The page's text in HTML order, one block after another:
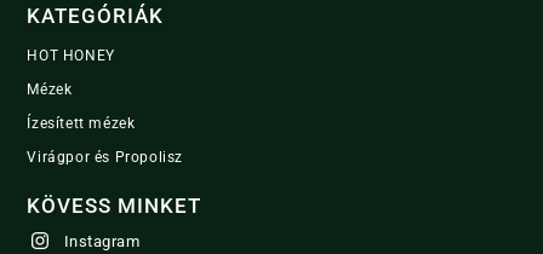
KATEGÓRIÁK
HOT HONEY
Mézek
Ízesített mézek
Virágpor és Propolisz
KÖVESS MINKET
Instagram